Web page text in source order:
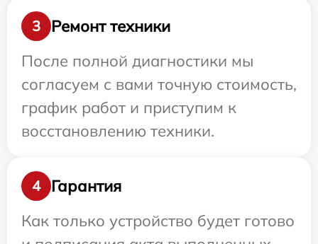
3
Ремонт техники
После полной диагностики мы
согласуем с вами точную стоимость,
график работ и приступим к
восстановлению техники.
4
Гарантия
Как только устройство будет готово